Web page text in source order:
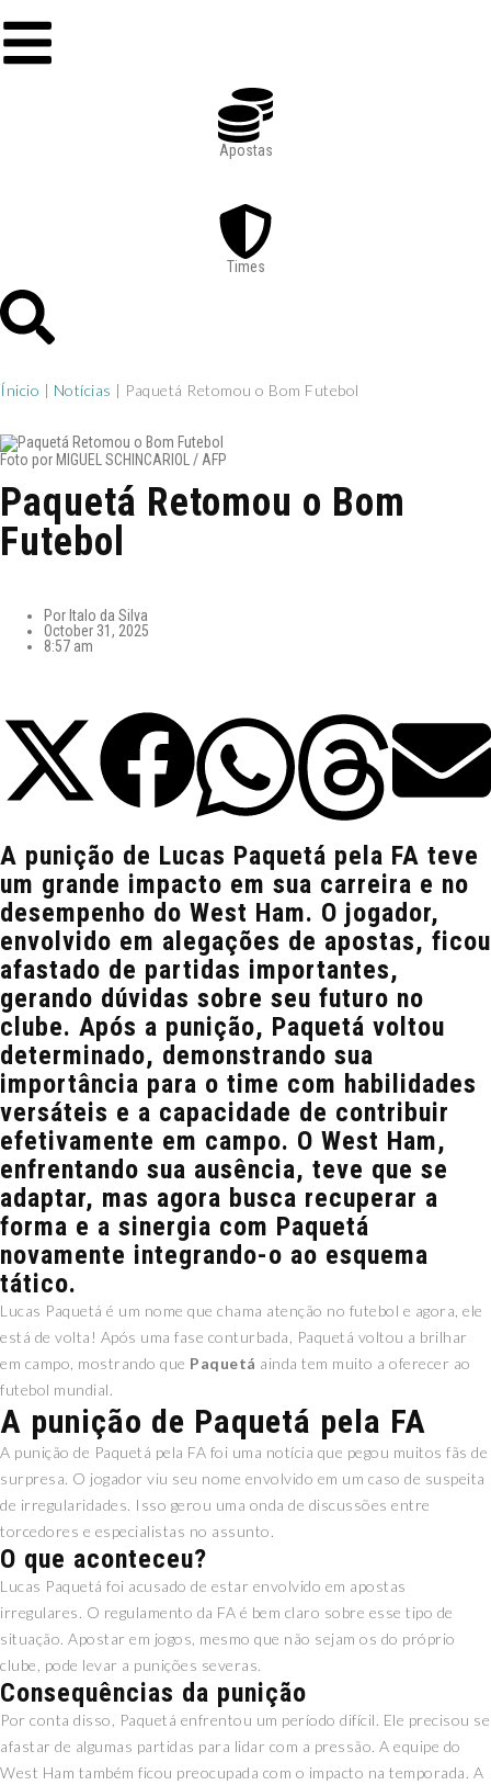
Apostas
Times
Ínicio | Notícias | Paquetá Retomou o Bom Futebol
Foto por MIGUEL SCHINCARIOL / AFP
Paquetá Retomou o Bom
Futebol
Por Italo da Silva
October 31, 2025
8:57 am
A punição de Lucas Paquetá pela FA teve
um grande impacto em sua carreira e no
desempenho do West Ham. O jogador,
envolvido em alegações de apostas, ficou
afastado de partidas importantes,
gerando dúvidas sobre seu futuro no
clube. Após a punição, Paquetá voltou
determinado, demonstrando sua
importância para o time com habilidades
versáteis e a capacidade de contribuir
efetivamente em campo. O West Ham,
enfrentando sua ausência, teve que se
adaptar, mas agora busca recuperar a
forma e a sinergia com Paquetá
novamente integrando-o ao esquema
tático.
Lucas Paquetá é um nome que chama atenção no futebol e agora, ele
está de volta! Após uma fase conturbada, Paquetá voltou a brilhar
em campo, mostrando que Paquetá ainda tem muito a oferecer ao
futebol mundial.
A punição de Paquetá pela FA
A punição de Paquetá pela FA foi uma notícia que pegou muitos fãs de
surpresa. O jogador viu seu nome envolvido em um caso de suspeita
de irregularidades. Isso gerou uma onda de discussões entre
torcedores e especialistas no assunto.
O que aconteceu?
Lucas Paquetá foi acusado de estar envolvido em apostas
irregulares. O regulamento da FA é bem claro sobre esse tipo de
situação. Apostar em jogos, mesmo que não sejam os do próprio
clube, pode levar a punições severas.
Consequências da punição
Por conta disso, Paquetá enfrentou um período difícil. Ele precisou se
afastar de algumas partidas para lidar com a pressão. A equipe do
West Ham também ficou preocupada com o impacto na temporada. A